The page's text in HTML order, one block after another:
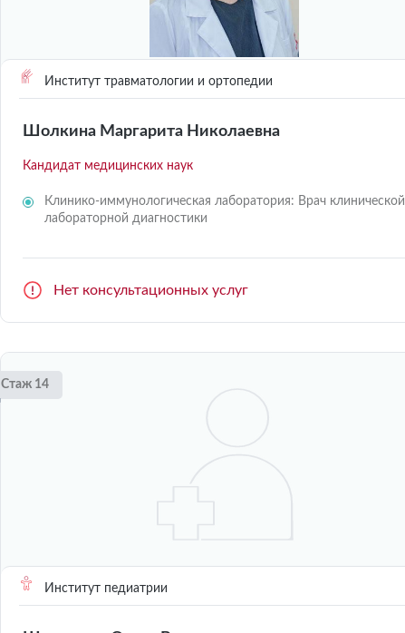
Институт травматологии и ортопедии
Шолкина Маргарита Николаевна
Кандидат медицинских наук
Клинико-иммунологическая лаборатория: Врач клинической
лабораторной диагностики
Нет консультационных услуг
Стаж 14
Институт педиатрии